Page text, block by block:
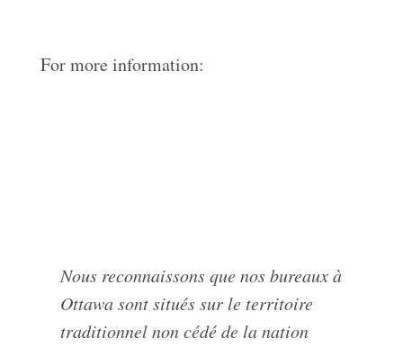
For more information:
Nous reconnaissons que nos bureaux à
Ottawa sont situés sur le territoire
traditionnel non cédé de la nation